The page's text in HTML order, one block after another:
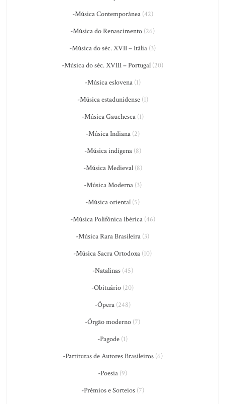
-Música Contemporânea(42)
-Música do Renascimento (26)
-Música do séc. XVII – Itália (3)
-Música do séc. XVIII – Portugal (20)
-Música eslovena(1)
-Música estadunidense(1)
-Música Gauchesca(1)
-Música Indiana(2)
-Música indígena(8)
-Música Medieval(8)
-Música Moderna(3)
-Música oriental (5)
-Música Polifônica Ibérica(46)
-Música Rara Brasileira (3)
-Música Sacra Ortodoxa (10)
-Natalinas(45)
-Obituário (20)
-Ópera(248)
-Órgão moderno (7)
-Pagode (1)
-Partituras de Autores Brasileiros(6)
-Poesia (9)
-Prêmios e Sorteios(7)